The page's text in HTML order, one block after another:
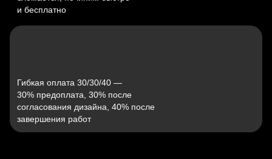
и бесплатно
Гибкая оплата 30/30/40 —
30% предоплата, 30% после
согласования дизайна, 40% после
завершения работ